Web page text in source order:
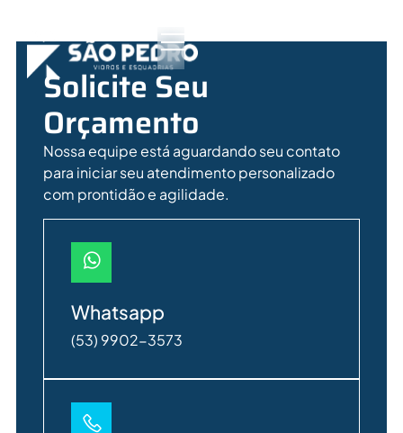
Solicite Seu
Orçamento
Nossa equipe está aguardando seu contato
para iniciar seu atendimento personalizado
com prontidão e agilidade.
Whatsapp
(53) 9902-3573